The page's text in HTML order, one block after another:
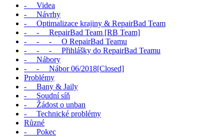
- Videa
- Návrhy
- Optimalizace krajiny & RepairBad Team
- - RepairBad Team [RB Team]
- - - O RepairBad Teamu
- - - Přihlášky do RepairBad Teamu
- Nábory
- - Nábor 06/2018[Closed]
Problémy
- Bany & Jaily
- Soudní síň
- Žádost o unban
- Technické problémy
Různé
- Pokec